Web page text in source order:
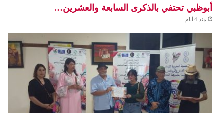
أبوظبي تحتفي بالذكرى السابعة والعشرين…
منذ 4 أيام